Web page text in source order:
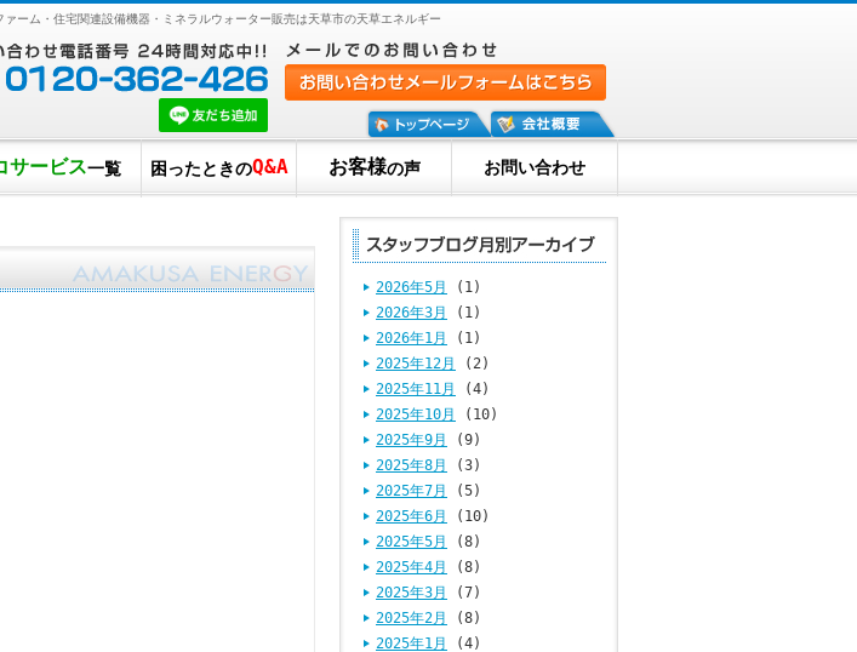
ム・住宅関連設備機器・ミネラルウォーター販売は天草市の天草エネルギー
サービス一覧 困ったときのQ&A お客様の声 お問い合わせ
2026年5月
(1)
2026年3月
(1)
2026年1月
(1)
2025年12月
(2)
2025年11月
(4)
2025年10月
(10)
2025年9月
(9)
2025年8月
(3)
2025年7月
(5)
2025年6月
(10)
2025年5月
(8)
2025年4月
(8)
2025年3月
(7)
2025年2月
(8)
2025年1月
(4)